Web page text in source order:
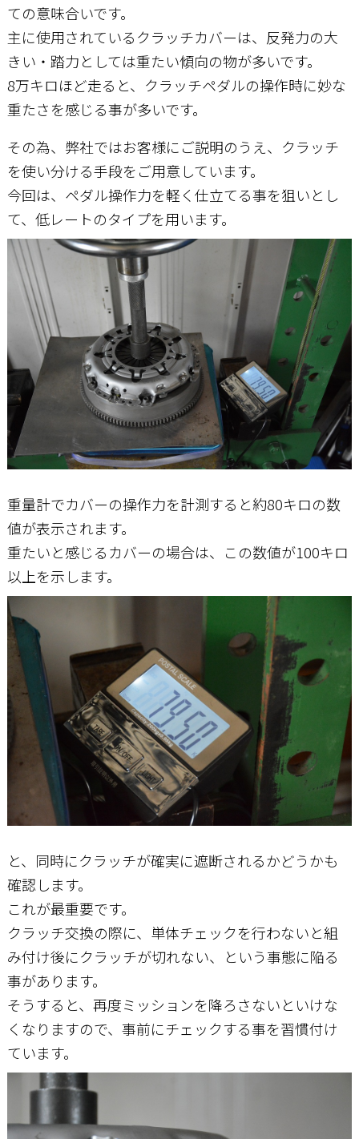
ての意味合いです。
主に使用されているクラッチカバーは、反発力の大
きい・踏力としては重たい傾向の物が多いです。
8万キロほど走ると、クラッチペダルの操作時に妙な
重たさを感じる事が多いです。
その為、弊社ではお客様にご説明のうえ、クラッチ
を使い分ける手段をご用意しています。
今回は、ペダル操作力を軽く仕立てる事を狙いとし
て、低レートのタイプを用います。
重量計でカバーの操作力を計測すると約80キロの数
値が表示されます。
重たいと感じるカバーの場合は、この数値が100キロ
以上を示します。
と、同時にクラッチが確実に遮断されるかどうかも
確認します。
これが最重要です。
クラッチ交換の際に、単体チェックを行わないと組
み付け後にクラッチが切れない、という事態に陥る
事があります。
そうすると、再度ミッションを降ろさないといけな
くなりますので、事前にチェックする事を習慣付け
ています。